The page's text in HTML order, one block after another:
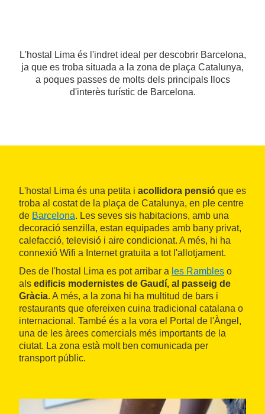
L'hostal Lima és l'indret ideal per descobrir Barcelona,
ja que es troba situada a la zona de plaça Catalunya,
a poques passes de molts dels principals llocs
d'interès turístic de Barcelona.
L'hostal Lima és una petita i acollidora pensió que es
troba al costat de la plaça de Catalunya, en ple centre
de Barcelona. Les seves sis habitacions, amb una
decoració senzilla, estan equipades amb bany privat,
calefacció, televisió i aire condicionat. A més, hi ha
connexió Wifi a Internet gratuïta a tot l'allotjament.
Des de l'hostal Lima es pot arribar a les Rambles o
als edificis modernistes de Gaudí, al passeig de
Gràcia. A més, a la zona hi ha multitud de bars i
restaurants que ofereixen cuina tradicional catalana o
internacional. També és a la vora el Portal de l'Àngel,
una de les àrees comercials més importants de la
ciutat. La zona està molt ben comunicada per
transport públic.